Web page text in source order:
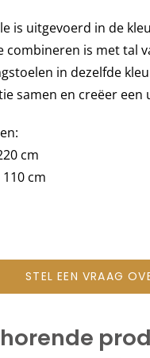
is uitgevoerd in de
combineren is met tal
in dezelfde
samen en creëer een
cm
cm
STEL EEN VRAAG